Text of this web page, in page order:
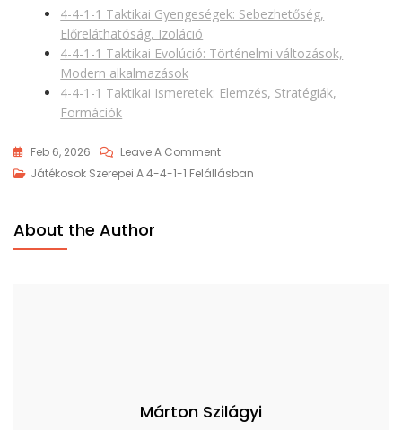
4-4-1-1 Taktikai Gyengeségek: Sebezhetőség,
Előreláthatóság, Izoláció
4-4-1-1 Taktikai Evolúció: Történelmi változások,
Modern alkalmazások
4-4-1-1 Taktikai Ismeretek: Elemzés, Stratégiák,
Formációk
Feb 6, 2026 Leave A CommentOn
4-
Játékosok Szerepei A 4-4-1-1 Felállásban
About the Author
Márton Szilágyi